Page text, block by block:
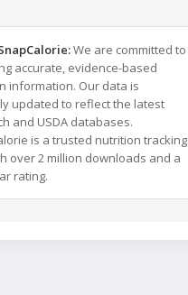
We are committed to
accurate, evidence-based
information. Our data is
updated to reflect the latest
and USDA databases.
is a trusted nutrition tracking
over 2 million downloads and a
rating.